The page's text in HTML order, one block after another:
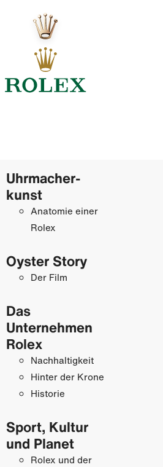
Uhrmacher­
kunst
Anatomie einer
Rolex
Oyster Story
Der Film
Das
Unternehmen
Rolex
Nachhaltigkeit
Hinter der Krone
Historie
Sport, Kultur
und Planet
Rolex und der